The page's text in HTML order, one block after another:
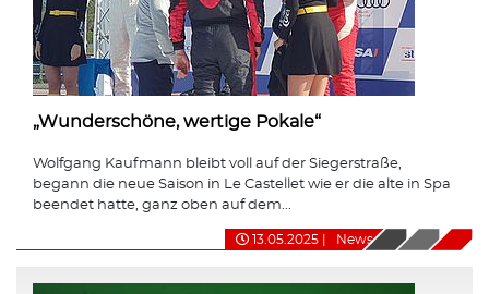
„Wunderschöne, wertige Pokale“
Wolfgang Kaufmann bleibt voll auf der Siegerstraße,
begann die neue Saison in Le Castellet wie er die alte in Spa
beendet hatte, ganz oben auf dem...
13.05.2025 News